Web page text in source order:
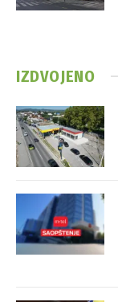
IZDVOJENO